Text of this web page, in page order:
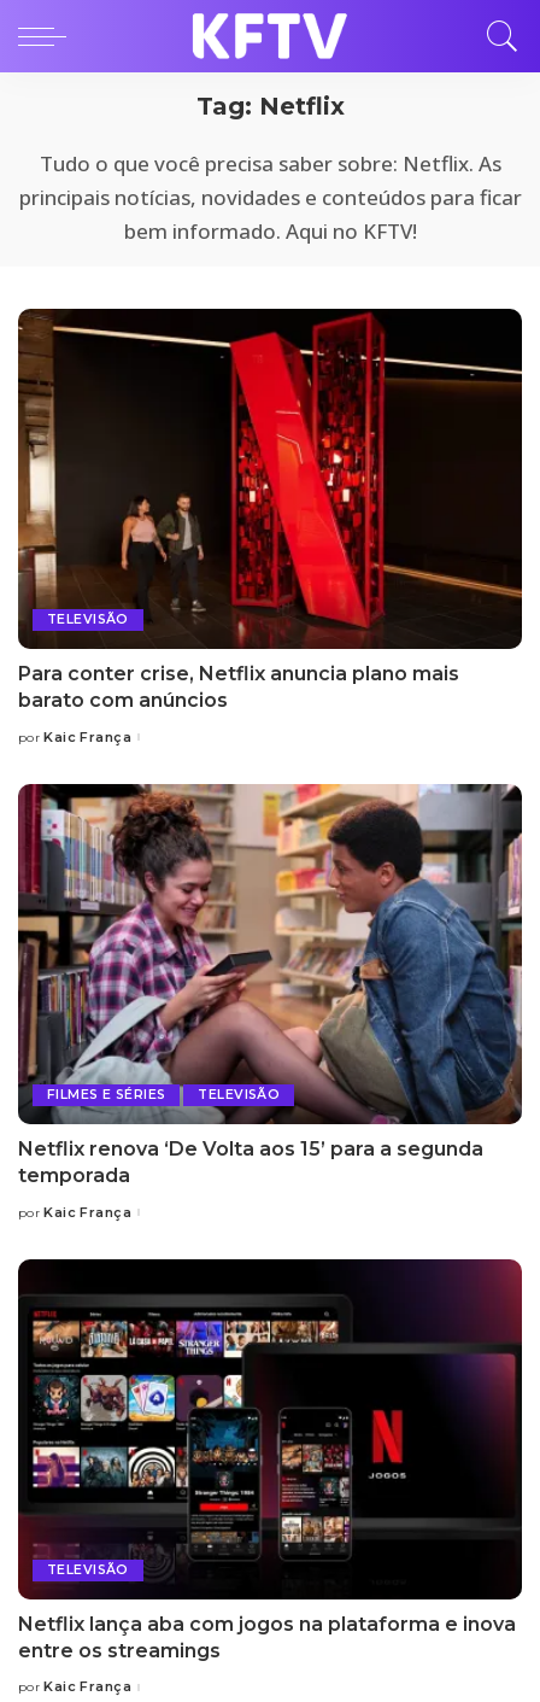
Tag: Netflix
Tudo o que você precisa saber sobre: Netflix. As
principais notícias, novidades e conteúdos para ficar
bem informado. Aqui no KFTV!
TELEVISÃO
Para conter crise, Netflix anuncia plano mais
barato com anúncios
Posted
por Kaic França
FILMES E SÉRIES TELEVISÃO
Netflix renova ‘De Volta aos 15’ para a segunda
temporada
Posted
por Kaic França
TELEVISÃO
Netflix lança aba com jogos na plataforma e inova
entre os streamings
Posted
por Kaic França